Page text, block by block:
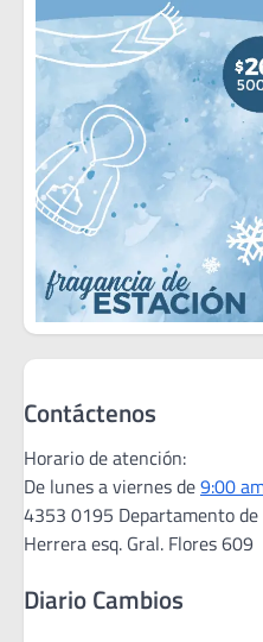
Contáctenos
Horario de atención:
De lunes a viernes de9:00
4353 0195 Departamento
Herrera esq. Gral. Flores 609
Diario Cambios